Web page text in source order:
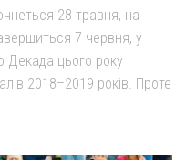
28 травня, на
7 червня, у
Декада цього року
2018–2019 років. Проте